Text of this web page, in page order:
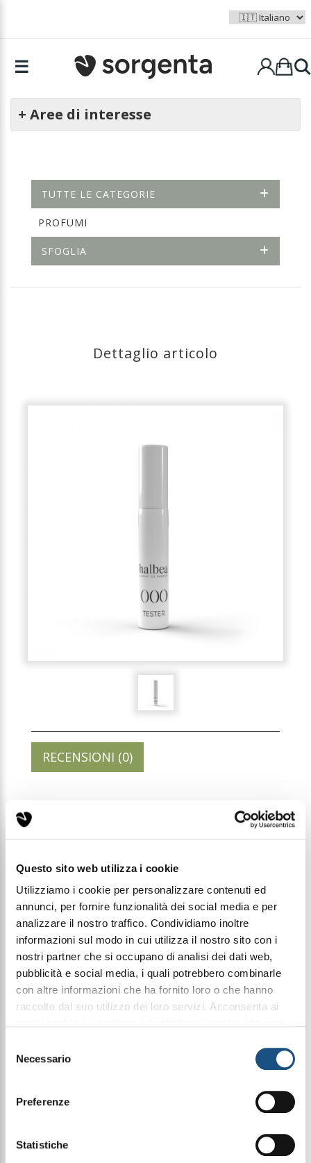
Questo sito web utilizza i cookie
Utilizziamo i cookie per personalizzare contenuti ed
annunci, per fornire funzionalità dei social media e per
analizzare il nostro traffico. Condividiamo inoltre
informazioni sul modo in cui utilizza il nostro sito con i
nostri partner che si occupano di analisi dei dati web,
pubblicità e social media, i quali potrebbero combinarle
con altre informazioni che ha fornito loro o che hanno
raccolto dal suo utilizzo dei loro servizi. Acconsenta ai
delNecessario
Preferenze
Statistiche
☰
+ Aree di interesse
TUTTE LE CATEGORIE
PROFUMI
SFOGLIA
Dettaglio articolo
RECENSIONI (0)
205 - PROFUMO DONNA
3ML
Codice: T205
Prezzo di listino:
€ 1,49
Condividi questo articolo sui social
FacebookWhatsApp
Halbea 205 è una fragranza che cattura l'essenza
preziosi, la Rosa, questa fragranza è il risultato di